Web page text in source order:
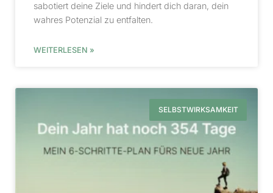
sabotiert deine Ziele und hindert dich daran, dein
wahres Potenzial zu entfalten.
WEITERLESEN »
SELBSTWIRKSAMKEIT